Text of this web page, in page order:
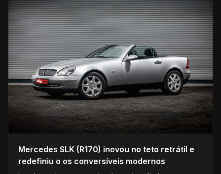
Mercedes SLK (R170) inovou no teto retrátil e
redefiniu o os conversíveis modernos